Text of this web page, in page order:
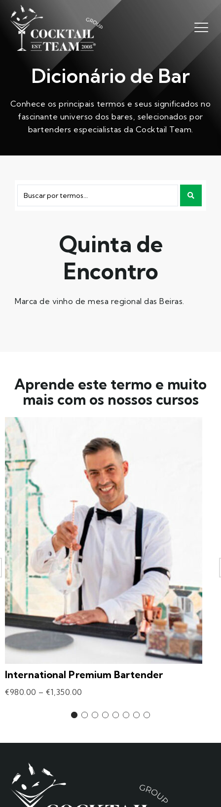
Dicionário de Bar
Conhece os principais termos e seus significados no
fascinante universo dos bares, selecionados por
bartenders especialistas da Cocktail Team.
Quinta de
Encontro
Marca de vinho de mesa regional das Beiras.
Aprende este termo e muito
mais com os nossos cursos
International Premium Bartender
€980.00 – €1,350.00